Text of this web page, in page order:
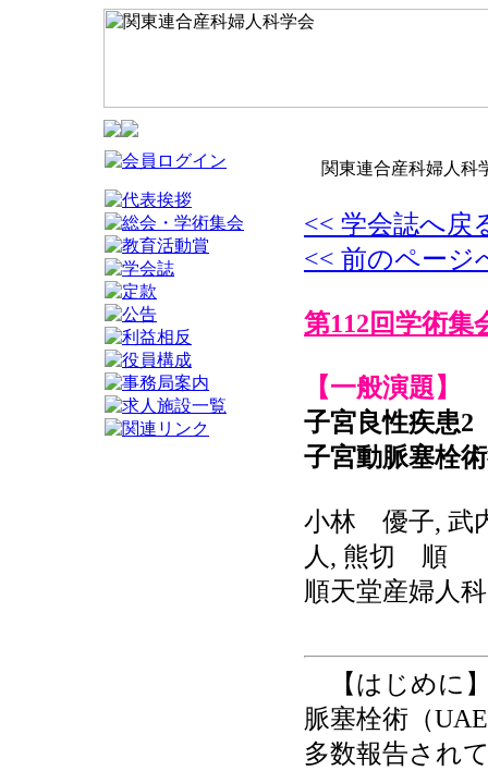
関東連合産科婦人科
<< 学会誌へ戻
<< 前のページ
第112回学術集
【一般演題】
子宮良性疾患2
子宮動脈塞栓
小林 優子,
人, 熊切 順
順天堂産婦人科
【はじめに
脈塞栓術（
多数報告され